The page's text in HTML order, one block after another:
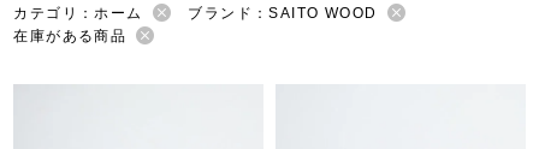
カテゴリ：ホーム
ブランド：SAITO WOOD
在庫がある商品